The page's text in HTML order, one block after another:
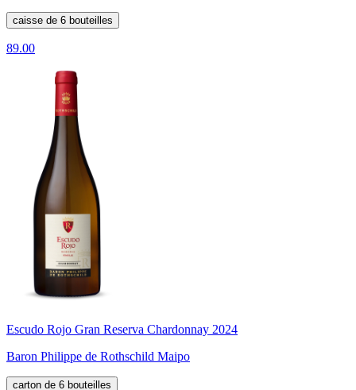
caisse de 6 bouteilles
89.00
Escudo Rojo Gran Reserva Chardonnay 2024
Baron Philippe de Rothschild Maipo
carton de 6 bouteilles